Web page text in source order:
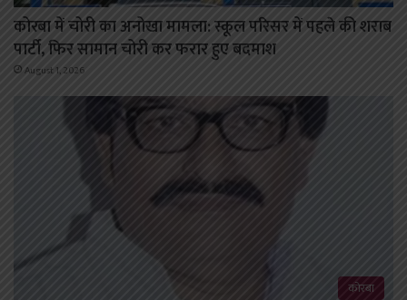
कोरबा में चोरी का अनोखा मामला: स्कूल परिसर में पहले की शराब
पार्टी, फिर सामान चोरी कर फरार हुए बदमाश
August 1, 2026
कोरबा